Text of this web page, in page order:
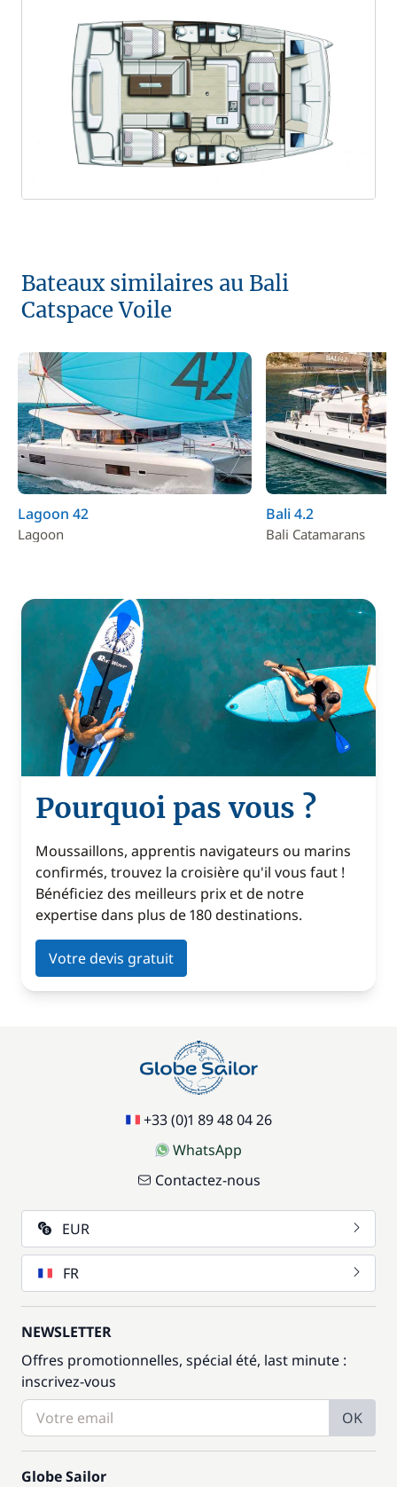
Bateaux similaires au Bali
Catspace Voile
Lagoon 42
Lagoon
Bali 4.2
Bali Catamarans
Pourquoi pas vous ?
Moussaillons, apprentis navigateurs ou marins
confirmés, trouvez la croisière qu'il vous faut !
Bénéficiez des meilleurs prix et de notre
expertise dans plus de 180 destinations.
Votre devis gratuit
+33 (0)1 89 48 04 26
WhatsApp
Contactez-nous
EUR
FR
NEWSLETTER
Offres promotionnelles, spécial été, last minute :
inscrivez-vous
OK
Globe Sailor